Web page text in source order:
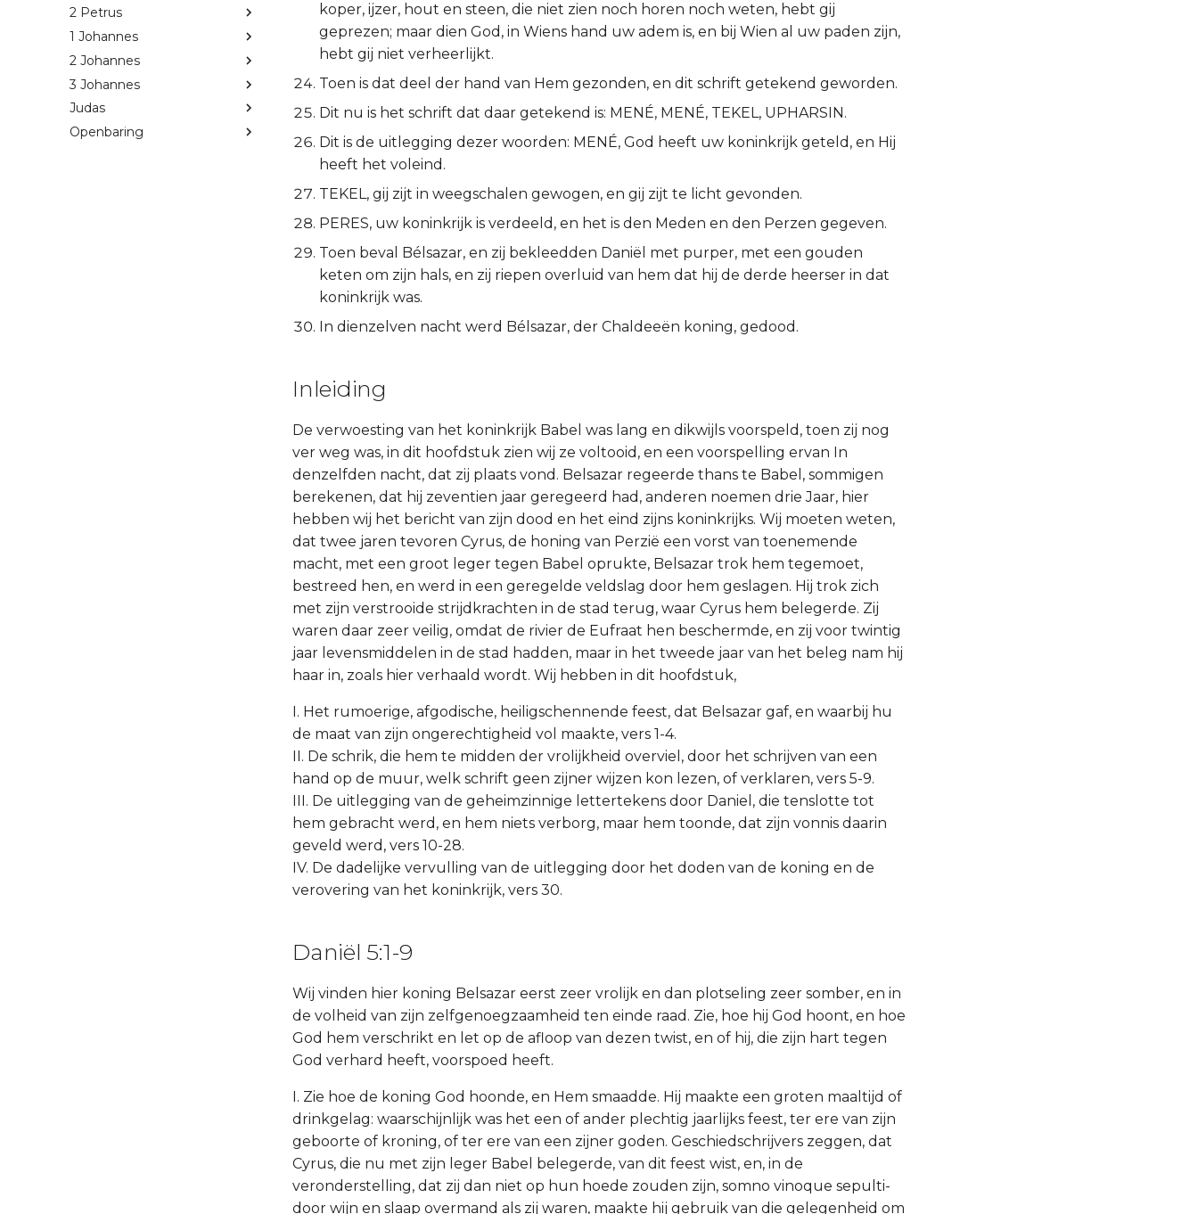
2 Petrus
1 Johannes
2 Johannes
3 Johannes
Judas
Openbaring
koper, ijzer, hout en steen, die niet zien noch horen noch weten, hebt gij
geprezen; maar dien God, in Wiens hand uw adem is, en bij Wien al uw paden zijn,
hebt gij niet verheerlijkt.
Toen is dat deel der hand van Hem gezonden, en dit schrift getekend geworden.
Dit nu is het schrift dat daar getekend is: MENÉ, MENÉ, TEKEL, UPHARSIN.
Dit is de uitlegging dezer woorden: MENÉ, God heeft uw koninkrijk geteld, en Hij
heeft het voleind.
TEKEL, gij zijt in weegschalen gewogen, en gij zijt te licht gevonden.
PERES, uw koninkrijk is verdeeld, en het is den Meden en den Perzen gegeven.
Toen beval Bélsazar, en zij bekleedden Daniël met purper, met een gouden
keten om zijn hals, en zij riepen overluid van hem dat hij de derde heerser in dat
koninkrijk was.
In dienzelven nacht werd Bélsazar, der Chaldeeën koning, gedood.
Inleiding
De verwoesting van het koninkrijk Babel was lang en dikwijls voorspeld, toen zij nog
ver weg was, in dit hoofdstuk zien wij ze voltooid, en een voorspelling ervan In
denzelfden nacht, dat zij plaats vond. Belsazar regeerde thans te Babel, sommigen
berekenen, dat hij zeventien jaar geregeerd had, anderen noemen drie Jaar, hier
hebben wij het bericht van zijn dood en het eind zijns koninkrijks. Wij moeten weten,
dat twee jaren tevoren Cyrus, de honing van Perzië een vorst van toenemende
macht, met een groot leger tegen Babel oprukte, Belsazar trok hem tegemoet,
bestreed hen, en werd in een geregelde veldslag door hem geslagen. Hij trok zich
met zijn verstrooide strijdkrachten in de stad terug, waar Cyrus hem belegerde. Zij
waren daar zeer veilig, omdat de rivier de Eufraat hen beschermde, en zij voor twintig
jaar levensmiddelen in de stad hadden, maar in het tweede jaar van het beleg nam hij
haar in, zoals hier verhaald wordt. Wij hebben in dit hoofdstuk,
I. Het rumoerige, afgodische, heiligschennende feest, dat Belsazar gaf, en waarbij hu
de maat van zijn ongerechtigheid vol maakte, vers 1-4.
II. De schrik, die hem te midden der vrolijkheid overviel, door het schrijven van een
hand op de muur, welk schrift geen zijner wijzen kon lezen, of verklaren, vers 5-9.
III. De uitlegging van de geheimzinnige lettertekens door Daniel, die tenslotte tot
hem gebracht werd, en hem niets verborg, maar hem toonde, dat zijn vonnis daarin
geveld werd, vers 10-28.
IV. De dadelijke vervulling van de uitlegging door het doden van de koning en de
verovering van het koninkrijk, vers 30.
Daniël 5:1-9
Wij vinden hier koning Belsazar eerst zeer vrolijk en dan plotseling zeer somber, en in
de volheid van zijn zelfgenoegzaamheid ten einde raad. Zie, hoe hij God hoont, en hoe
God hem verschrikt en let op de afloop van dezen twist, en of hij, die zijn hart tegen
God verhard heeft, voorspoed heeft.
I. Zie hoe de koning God hoonde, en Hem smaadde. Hij maakte een groten maaltijd of
drinkgelag: waarschijnlijk was het een of ander plechtig jaarlijks feest, ter ere van zijn
geboorte of kroning, of ter ere van een zijner goden. Geschiedschrijvers zeggen, dat
Cyrus, die nu met zijn leger Babel belegerde, van dit feest wist, en, in de
veronderstelling, dat zij dan niet op hun hoede zouden zijn, somno vinoque sepulti-
door wijn en slaap overmand als zij waren, maakte hij gebruik van die gelegenheid om